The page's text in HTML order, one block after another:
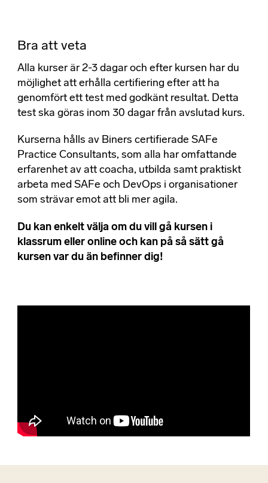
Bra att veta
Alla kurser är 2-3 dagar och efter kursen har du
möjlighet att erhålla certifiering efter att ha
genomfört ett test med godkänt resultat. Detta
test ska göras inom 30 dagar från avslutad kurs.
Kurserna hålls av Biners certifierade SAFe
Practice Consultants, som alla har omfattande
erfarenhet av att coacha, utbilda samt praktiskt
arbeta med SAFe och DevOps i organisationer
som strävar emot att bli mer agila.
Du kan enkelt välja om du vill gå kursen i
klassrum eller online och kan på så sätt gå
kursen var du än befinner dig!